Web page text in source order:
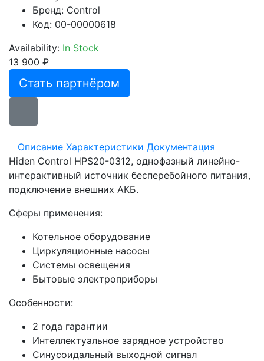
Бренд: Control
Код: 00-00000618
Availability: In Stock
13 900 ₽
Стать партнёром
Описание Характеристики Документация
Hiden Control HPS20-0312, однофазный линейно-
интерактивный источник бесперебойного питания,
подключение внешних АКБ.
Сферы применения:
Котельное оборудование
Циркуляционные насосы
Системы освещения
Бытовые электроприборы
Особенности:
2 года гарантии
Интеллектуальное зарядное устройство
Синусоидальный выходной сигнал